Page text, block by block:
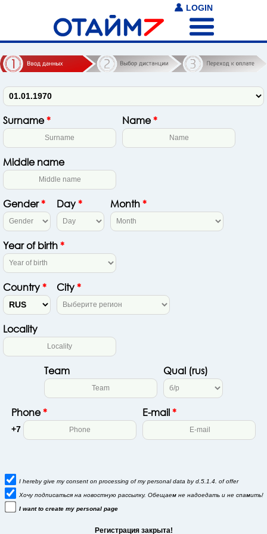
LOGIN
Surname* Name*
Middle name
Gender* Day* Month*
Year of birth*
Country* City*
Locality
Team Qual (rus)
Phone*
+7
E-mail*
I hereby give my consent on processing of my personal data by d.5.1.4. ofoffer
Хочу подписаться на новостную рассылку. Обещаем не надоедать и не спамить!
I want to create my personal page
Регистрация закрыта!